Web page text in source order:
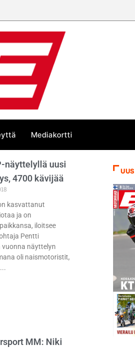
Mediakortti
näyttelyllä uusi
4700 kävijää
kasvattanut
ja on
iloitsee
Pentti
vuonna näyttelyn
oli naismotoristit,
MM: Niki